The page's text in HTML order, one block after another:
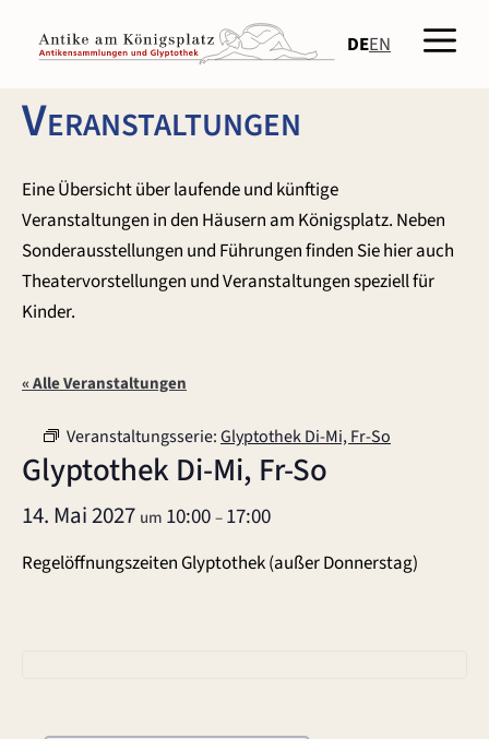
Inhalt
springen
DEEN
Veranstaltungen
Eine Übersicht über laufende und künftige
Veranstaltungen in den Häusern am Königsplatz. Neben
Sonderausstellungen und Führungen finden Sie hier auch
Theatervorstellungen und Veranstaltungen speziell für
Kinder.
« Alle Veranstaltungen
Veranstaltungsserie:Glyptothek Di-Mi, Fr-So
Glyptothek Di-Mi, Fr-So
14. Mai 2027 um 10:00–17:00
Regelöffnungszeiten Glyptothek (außer Donnerstag)